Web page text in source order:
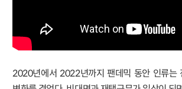
2020년에서 2022년까지 팬데믹 동안 인류는